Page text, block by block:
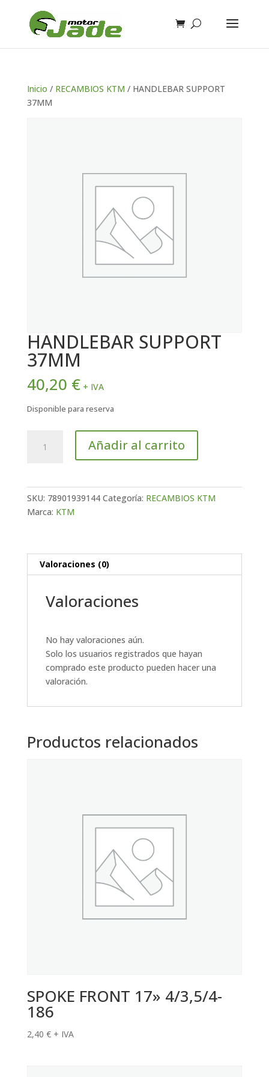
Inicio / RECAMBIOS KTM / HANDLEBAR SUPPORT
37MM
HANDLEBAR SUPPORT
37MM
40,20 € + IVA
Disponible para reserva
SUPPORT
Añadir al carrito
SKU: 78901939144 Categoría: RECAMBIOS KTM
Marca: KTM
Valoraciones (0)
Valoraciones
No hay valoraciones aún.
Solo los usuarios registrados que hayan
comprado este producto pueden hacer una
valoración.
Productos relacionados
SPOKE FRONT 17» 4/3,5/4-
186
2,40 € + IVA